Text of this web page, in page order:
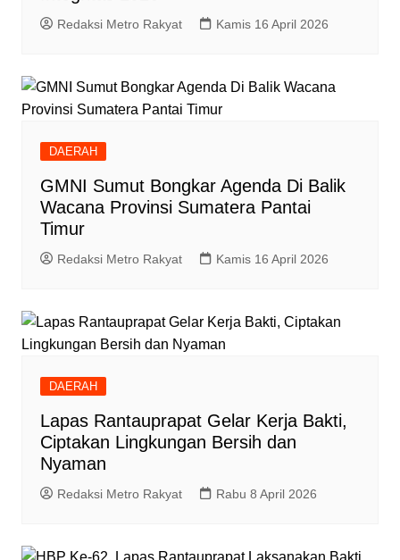
Redaksi Metro Rakyat Kamis 16 April 2026
DAERAH
GMNI Sumut Bongkar Agenda Di Balik
Wacana Provinsi Sumatera Pantai
Timur
Redaksi Metro Rakyat Kamis 16 April 2026
DAERAH
Lapas Rantauprapat Gelar Kerja Bakti,
Ciptakan Lingkungan Bersih dan
Nyaman
Redaksi Metro Rakyat Rabu 8 April 2026